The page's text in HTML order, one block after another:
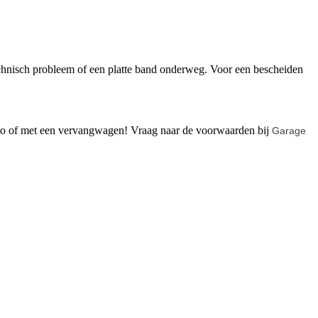
probleem of een platte band onderweg. Voor een bescheiden
met een vervangwagen! Vraag naar de voorwaarden bij Garage